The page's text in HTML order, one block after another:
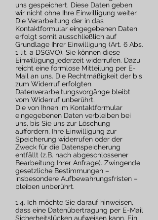
uns gespeichert. Diese Daten geben
wir nicht ohne Ihre Einwilligung weiter.
Die Verarbeitung der in das
Kontaktformular eingegebenen Daten
erfolgt somit ausschließlich auf
Grundlage Ihrer Einwilligung (Art. 6 Abs.
1 lit. a DSGVO). Sie können diese
Einwilligung jederzeit widerrufen. Dazu
reicht eine formlose Mitteilung per E-
Mail an uns. Die Rechtmäßigkeit der bis
zum Widerruf erfolgten
Datenverarbeitungsvorgänge bleibt
vom Widerruf unberührt.
Die von Ihnen im Kontaktformular
eingegebenen Daten verbleiben bei
uns, bis Sie uns zur Löschung
auffordern, Ihre Einwilligung zur
Speicherung widerrufen oder der
Zweck für die Datenspeicherung
entfällt (z.B. nach abgeschlossener
Bearbeitung Ihrer Anfrage). Zwingende
gesetzliche Bestimmungen –
insbesondere Aufbewahrungsfristen –
bleiben unberührt.
1.4. Ich möchte Sie darauf hinweisen,
dass eine Datenübertragung per E-Mail
Sicherheitslücken aufweisen kann. Ein